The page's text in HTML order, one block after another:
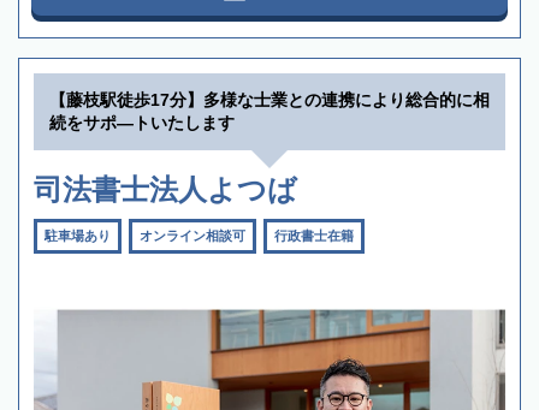
【藤枝駅徒歩17分】多様な士業との連携により総合的に相
続をサポ―トいたします
司法書士法人よつば
駐車場あり オンライン相談可 行政書士在籍